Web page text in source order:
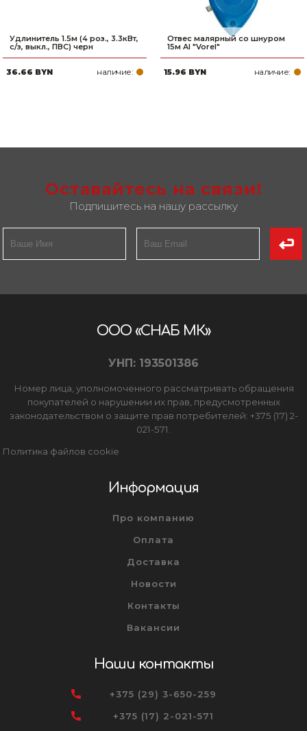
Удлинитель 1.5м (4 роз., 3.3кВт,
с/з, выкл., ПВС) черн
36.66 BYN наличие:
Отвес малярный со шнуром
15м Al "Vorel"
15.96 BYN наличие:
Оставайтесь на связи!
Подпишитесь на нашу рассылку
ООО «СНАБ МК»
УНП: 193501386
Номер лица, уполномоченного рассматривать обращения
покупателей о нарушении их прав, предусмотренных
законодательством о защите прав потребителей: +375 (17) 2-
021-571.
Политика файлов cookie
Информация
Про компанию
Оплата
Доставка
Новости
Контакты
Вакансии
Наши контакты
+375 (29) 3-650-259
+375 (17) 2-021-571